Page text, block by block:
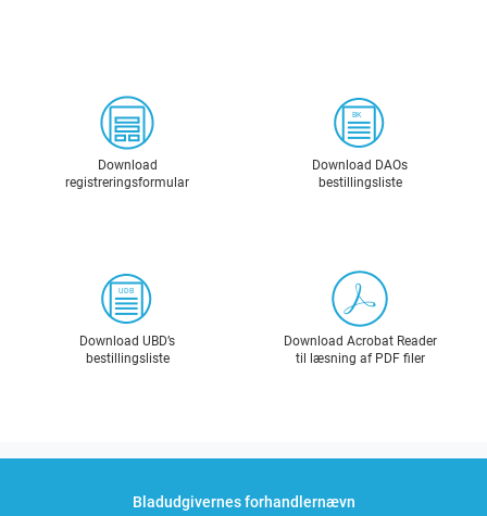
Download
registreringsformular
Download DAOs
bestillingsliste
Download UBD’s
bestillingsliste
Download Acrobat Reader
til læsning af PDF filer
Bladudgivernes forhandlernævn